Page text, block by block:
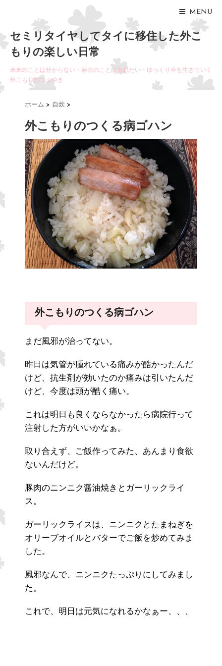
MENU
セミリタイヤしてタイに移住した外こ
もりの楽しい日常
未来のことは分からない・過去のことは忘れたい・ゆっくり今を生きていく
外こもりのつぶやき
ホーム > 自炊 >
外こもりのつくる病ゴハン
外こもりのつくる病ゴハン
まだ風邪が治ってない。
昨日は気管が腫れている痛みが酷かったんだ
けど、抗生剤が効いたのか痛みは引いたんだ
けど、今度は頭が酷く痛い。
これは明日も良くならなかったら病院行って
注射した方がいいかなぁ。
取り合えず、ご飯作ってみた、あんまり食欲
ないんだけど。
豚肉のニンニク醤油焼きとガーリックライ
ス。
ガーリックライスは、ニンニクとたまねぎを
オリーブオイルとバターでご飯を炒めてみま
した。
風邪なんで、ニンニクたっぷりにしてみまし
た。
これで、明日は元気になれるかなぁー、、、